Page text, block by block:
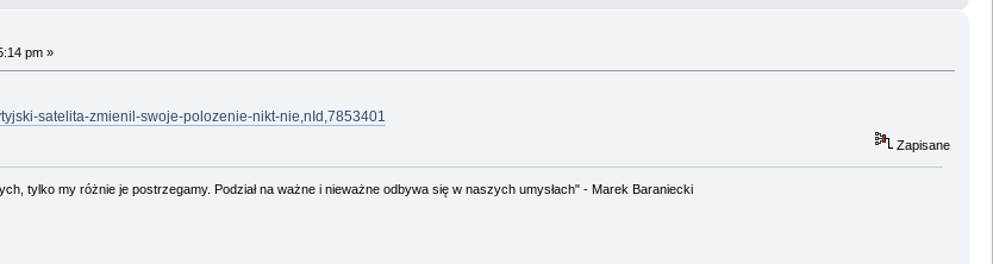
pm »
satelita-zmienil-swoje-polozenie-nikt-nie,nId,7853401
Zapisane
tylko my różnie je postrzegamy. Podział na ważne i nieważne odbywa się w naszych umysłach" - Marek Baraniecki